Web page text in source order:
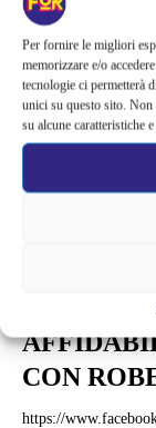
Per fornire le migliori
memorizzare e/o
tecnologie ci permetterà
unici su questo sito. Non
su alcune caratteristiche
CON
https://